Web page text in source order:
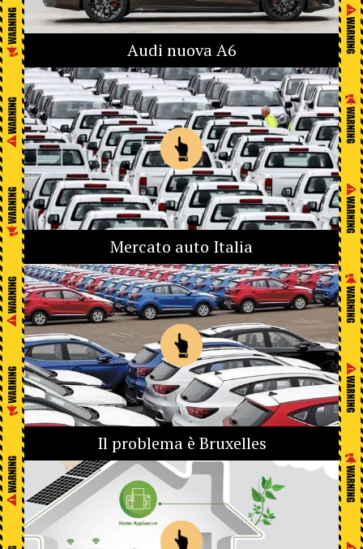
Audi nuova A6
Mercato auto Italia
Il problema è Bruxelles